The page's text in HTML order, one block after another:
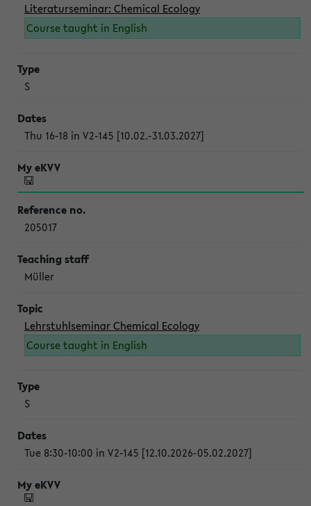
Literaturseminar: Chemical Ecology
Course taught in English
S
Thu 16-18 in V2-145 [10.02.-31.03.2027]
205017
Müller
Lehrstuhlseminar Chemical Ecology
Course taught in English
S
Tue 8:30-10:00 in V2-145 [12.10.2026-05.02.2027]